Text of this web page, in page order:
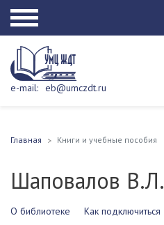
e-mail: eb@umczdt.ru
Главная Книги и учебные пособия
Шаповалов В.Л.
О библиотеке Как подключиться